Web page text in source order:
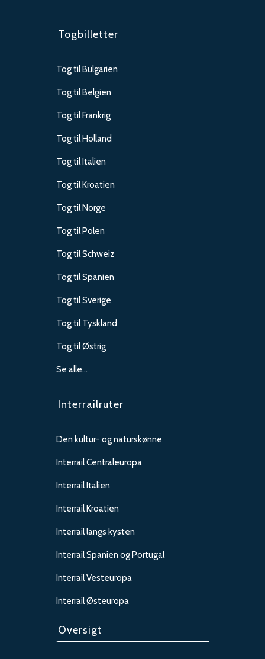
Togbilletter
Tog til Bulgarien
Tog til Belgien
Tog til Frankrig
Tog til Holland
Tog til Italien
Tog til Kroatien
Tog til Norge
Tog til Polen
Tog til Schweiz
Tog til Spanien
Tog til Sverige
Tog til Tyskland
Tog til Østrig
Se alle…
Interrailruter
Den kultur- og naturskønne
Interrail Centraleuropa
Interrail Italien
Interrail Kroatien
Interrail langs kysten
Interrail Spanien og Portugal
Interrail Vesteuropa
Interrail Østeuropa
Oversigt